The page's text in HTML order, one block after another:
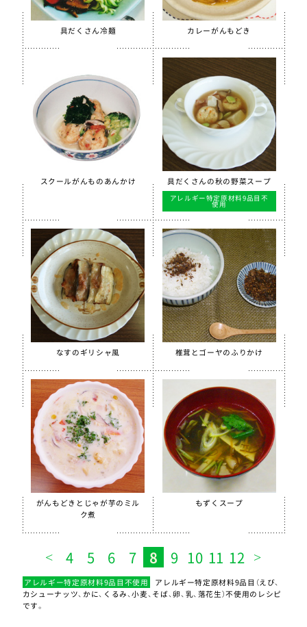
具だくさん冷麺 カレーがんもどき
スクールがんものあんかけ 具だくさんの秋の野菜スープ
アレルギー特定原材料9品目不
使用
なすのギリシャ風 椎茸とゴーヤのふりかけ
がんもどきとじゃが芋のミル
ク煮
もずくスープ
4 5 6 7 8 9 10 11 12
アレルギー特定原材料9品目不使用
アレルギー特定原材料9品目（えび、
カシューナッツ、かに、くるみ、小麦、そば、卵、乳、落花生）不使用のレシピ
です。